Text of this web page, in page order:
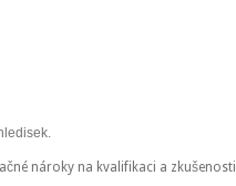
nároky na kvalifikaci a zkušenosti